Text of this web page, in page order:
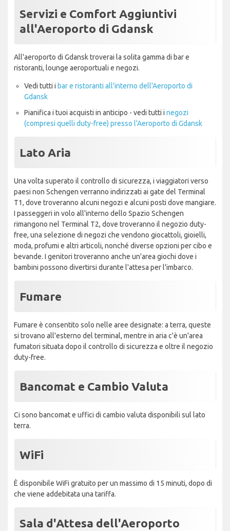
Servizi e Comfort Aggiuntivi
all'Aeroporto di Gdansk
All'aeroporto di Gdansk troverai la solita gamma di bar e
ristoranti, lounge aeroportuali e negozi.
Vedi tutti i bar e ristoranti all'interno dell'Aeroporto di
Gdansk
Pianifica i tuoi acquisti in anticipo - vedi tutti i negozi
(compresi quelli duty-free) presso l'Aeroporto di Gdansk
Lato Aria
Una volta superato il controllo di sicurezza, i viaggiatori verso
paesi non Schengen verranno indirizzati ai gate del Terminal
T1, dove troveranno alcuni negozi e alcuni posti dove mangiare.
I passeggeri in volo all'interno dello Spazio Schengen
rimangono nel Terminal T2, dove troveranno il negozio duty-
free, una selezione di negozi che vendono giocattoli, gioielli,
moda, profumi e altri articoli, nonché diverse opzioni per cibo e
bevande. I genitori troveranno anche un'area giochi dove i
bambini possono divertirsi durante l'attesa per l'imbarco.
Fumare
Fumare è consentito solo nelle aree designate: a terra, queste
si trovano all'esterno del terminal, mentre in aria c'è un'area
fumatori situata dopo il controllo di sicurezza e oltre il negozio
duty-free.
Bancomat e Cambio Valuta
Ci sono bancomat e uffici di cambio valuta disponibili sul lato
terra.
WiFi
È disponibile WiFi gratuito per un massimo di 15 minuti, dopo di
che viene addebitata una tariffa.
Sala d'Attesa dell'Aeroporto